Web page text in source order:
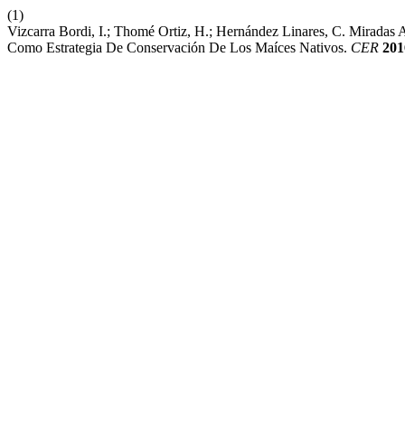
(1)
Vizcarra Bordi, I.; Thomé Ortiz, H.; Hernández Linares, C.
Como Estrategia De Conservación De Los Maíces Nativos. CER